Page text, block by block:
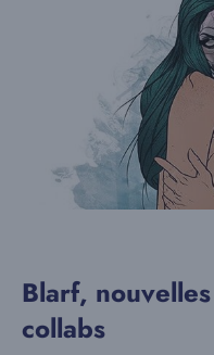
Blarf,
collabs